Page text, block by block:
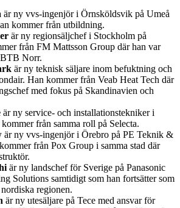
är ny vvs-ingenjör i Örnsköldsvik på Umeå
kommer från utbildning.
är ny regionsäljchef i Stockholm på
från FM Mattsson Group där han var
Norr.
är ny teknisk säljare inom befuktning och
Han kommer från Veab Heat Tech där
med fokus på Skandinavien och
är ny service- och installationstekniker i
från samma roll på Selecta.
är ny vvs-ingenjör i Örebro på PE Teknik &
från Pox Group i samma stad där
är ny landschef för Sverige på Panasonic
Solutions samtidigt som han fortsätter som
regionen.
är ny utesäljare på Tece med ansvar för